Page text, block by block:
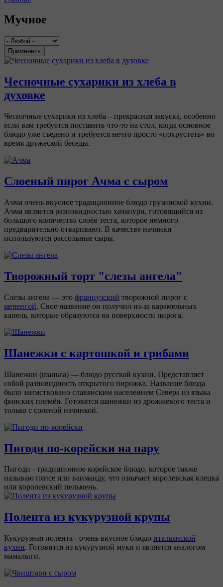
Мучное
Применить
Чесночные сухарики из хлеба в
духовке
Чесночные сухарики из хлеба – прекрасная закуска, особенно
если вам требуется поставить что-то на стол, когда основное
блюдо уже съедено и требуется нечто просто «похрустеть» во
время дружеской беседы.
Слоеный пирог Ачма с сыром
Ачма очень вкусное традиционное блюдо грузинской кухни.
Ачма является разновидностью хачапури, готовящийся из
большого количества слоёв теста, которое немного
предварительно отваривают. В качестве начинки
используются рассольные сыры.
Творожный торт "слезы ангела"
Слезы ангела — это французский творожной пирог с
меренгой. Свое название он получил из-за карамельных
капель, которые образуются на поверхности пирога.
Шанежки с картошкой и грибами
Шанежки (шаньга) — блюдо русской кухни. Представляет
собой разновидность открытого пирожка. Название блюда
было заимствовано славянским населением Севера из языка
финских племён. Готовятся шанежки из дрожжевого теста и
только с соленой начинкой.
Пигоди по-корейски на пару
Пигоди - традиционное корейское блюдо, которое также
называю пянсе́ или ванманду, что означает королевская клецка
или королевский пельмень.
Полента из кукурузной крупы
Кукурузная полента - очень вкусное блюдо итальянской
кухни. Готовится из кукурузной муки и является аналогом
мамалыги.